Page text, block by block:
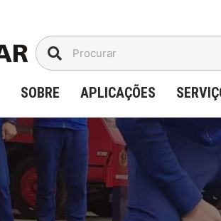
SOBRE APLICAÇÕES